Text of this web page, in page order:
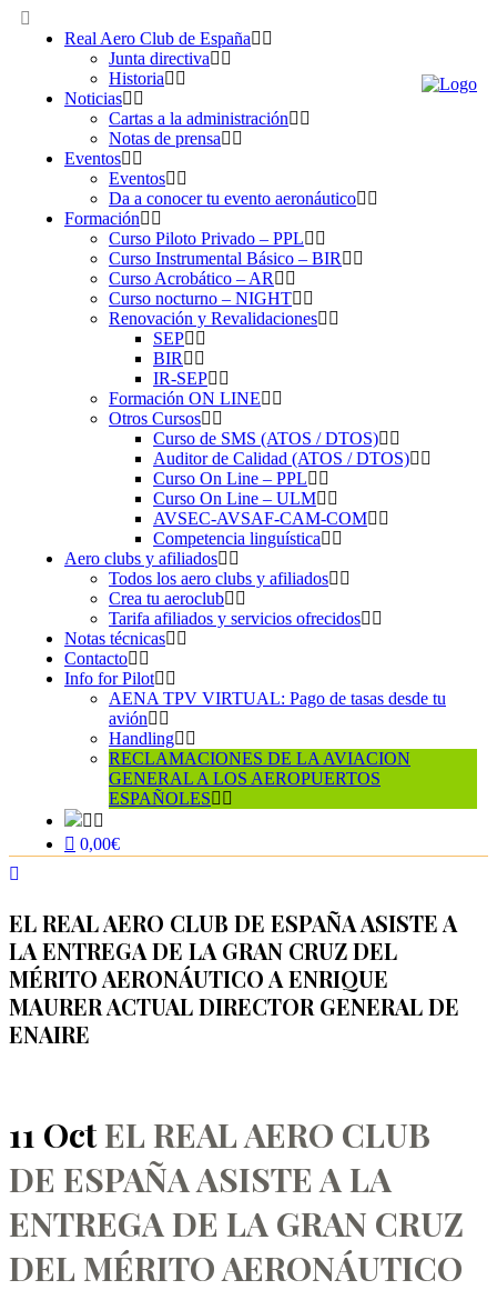
Real Aero Club de España
Junta directiva
Historia
Noticias
Cartas a la administración
Notas de prensa
Eventos
Eventos
Da a conocer tu evento aeronáutico
Formación
Curso Piloto Privado – PPL
Curso Instrumental Básico – BIR
Curso Acrobático – AR
Curso nocturno – NIGHT
Renovación y Revalidaciones
SEP
BIR
IR-SEP
Formación ON LINE
Otros Cursos
Curso de SMS (ATOS / DTOS)
Auditor de Calidad (ATOS / DTOS)
Curso On Line – PPL
Curso On Line – ULM
AVSEC-AVSAF-CAM-COM
Competencia linguística
Aero clubs y afiliados
Todos los aero clubs y afiliados
Crea tu aeroclub
Tarifa afiliados y servicios ofrecidos
Notas técnicas
Contacto
Info for Pilot
AENA TPV VIRTUAL: Pago de tasas desde tu
avión
Handling
RECLAMACIONES DE LA AVIACION
GENERAL A LOS AEROPUERTOS
ESPAÑOLES
0,00€
EL REAL AERO CLUB DE ESPAÑA ASISTE A
LA ENTREGA DE LA GRAN CRUZ DEL
MÉRITO AERONÁUTICO A ENRIQUE
MAURER ACTUAL DIRECTOR GENERAL DE
ENAIRE
11 OctEL REAL AERO CLUB
DE ESPAÑA ASISTE A LA
ENTREGA DE LA GRAN CRUZ
DEL MÉRITO AERONÁUTICO